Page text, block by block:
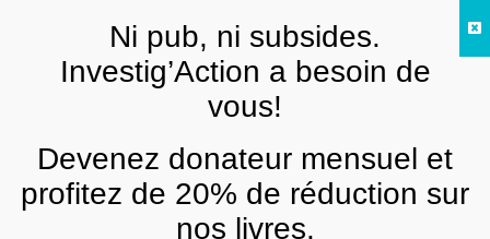
Le quotidien français Le Figaro censure
un message à caractère humanitaire !
ANALYSES ET TÉMOIGNAGES
FRNi pub, ni subsides.
Investig’Action a besoin de
vous!
Devenez donateur mensuel et
profitez de 20% de réduction sur
nos livres.